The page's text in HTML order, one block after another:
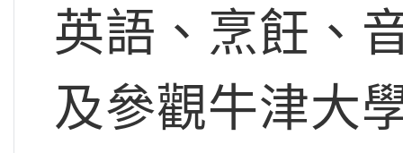
英語、烹飪、
及參觀牛津大